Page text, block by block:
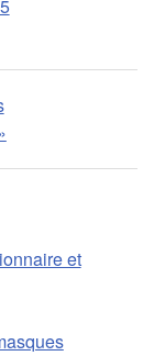
et